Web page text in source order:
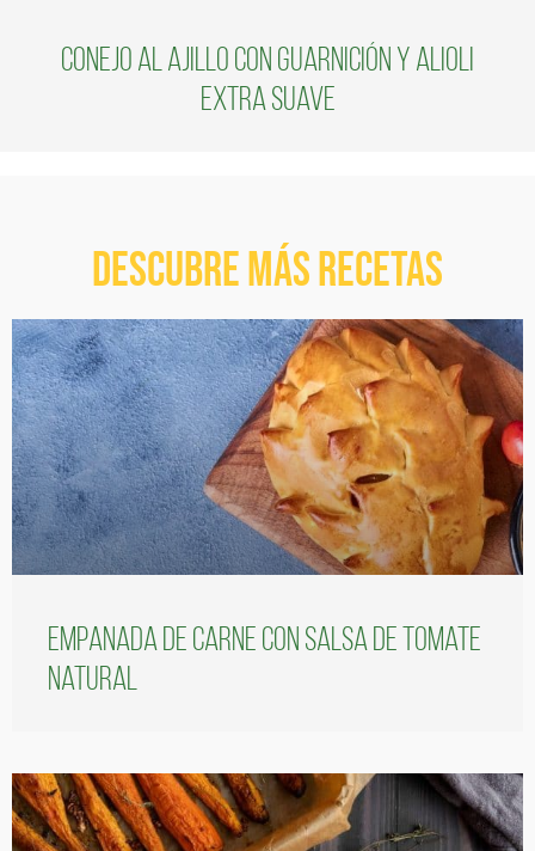
Conejo al ajillo con guarnición y alioli
extra suave
Descubre más recetas
Empanada de carne con salsa de tomate
natural